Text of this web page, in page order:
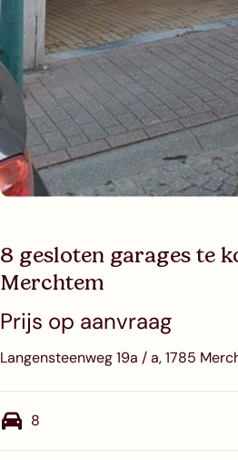
8 gesloten garages te
Merchtem
Prijs op aanvraag
Langensteenweg 19a / a, 1785
8